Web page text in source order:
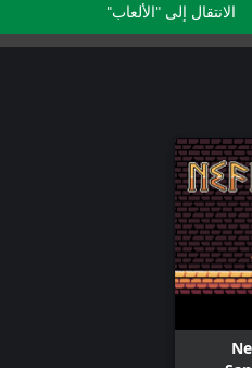
الانتقال إلى "الألعاب"